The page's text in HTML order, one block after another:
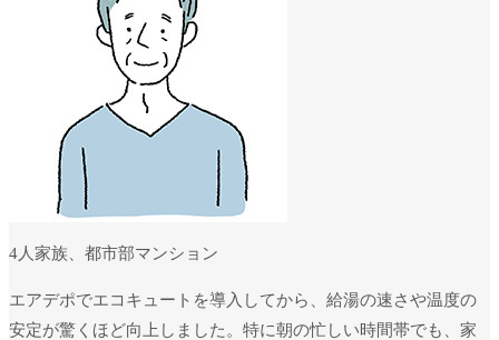
4人家族、都市部マンション
エアデポでエコキュートを導入してから、給湯の速さや温度の
安定が驚くほど向上しました。特に朝の忙しい時間帯でも、家